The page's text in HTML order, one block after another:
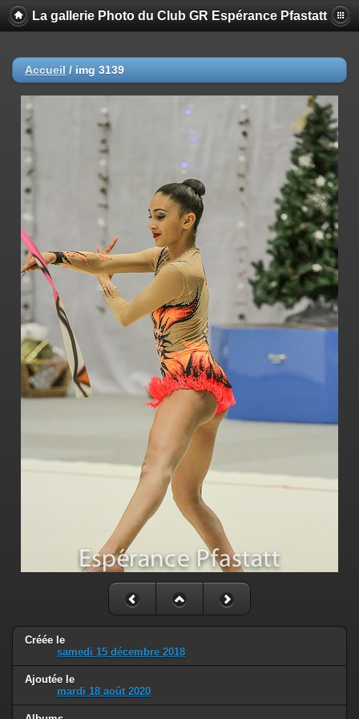
La gallerie Photo du Club GR Espérance Pfastatt
Accueil / img 3139
Créée le
samedi 15 décembre 2018
Ajoutée le
mardi 18 août 2020